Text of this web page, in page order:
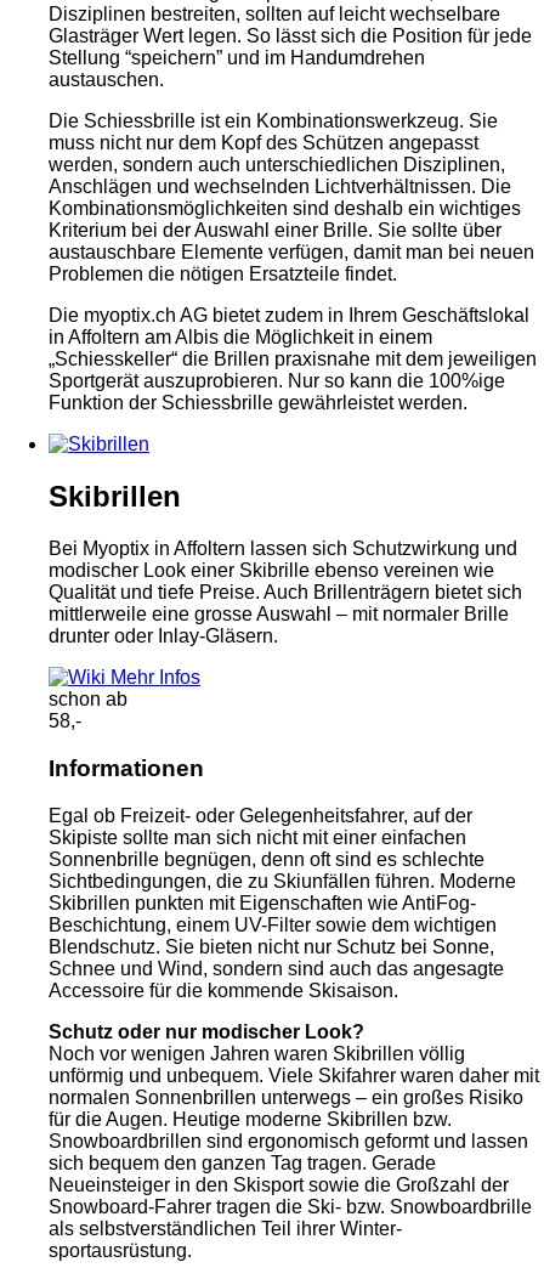
Disziplinen bestreiten, sollten auf leicht wechselbare
Glasträger Wert legen. So lässt sich die Position für jede
Stellung “speichern” und im Handumdrehen
austauschen.
Die Schiessbrille ist ein Kombinationswerkzeug. Sie
muss nicht nur dem Kopf des Schützen angepasst
werden, sondern auch unterschiedlichen Disziplinen,
Anschlägen und wechselnden Lichtverhältnissen. Die
Kombinationsmöglichkeiten sind deshalb ein wichtiges
Kriterium bei der Auswahl einer Brille. Sie sollte über
austauschbare Elemente verfügen, damit man bei neuen
Problemen die nötigen Ersatzteile findet.
Die myoptix.ch AG bietet zudem in Ihrem Geschäftslokal
in Affoltern am Albis die Möglichkeit in einem
„Schiesskeller“ die Brillen praxisnahe mit dem jeweiligen
Sportgerät auszuprobieren. Nur so kann die 100%ige
Funktion der Schiessbrille gewährleistet werden.
Skibrillen
Bei Myoptix in Affoltern lassen sich Schutzwirkung und
modischer Look einer Skibrille ebenso vereinen wie
Qualität und tiefe Preise. Auch Brillenträgern bietet sich
mittlerweile eine grosse Auswahl – mit normaler Brille
drunter oder Inlay-Gläsern.
Mehr Infos
schon ab
58,-
Informationen
Egal ob Freizeit- oder Gelegenheitsfahrer, auf der
Skipiste sollte man sich nicht mit einer einfachen
Sonnenbrille begnügen, denn oft sind es schlechte
Sichtbedingungen, die zu Skiunfällen führen. Moderne
Skibrillen punkten mit Eigenschaften wie AntiFog-
Beschichtung, einem UV-Filter sowie dem wichtigen
Blendschutz. Sie bieten nicht nur Schutz bei Sonne,
Schnee und Wind, sondern sind auch das angesagte
Accessoire für die kommende Skisaison.
Schutz oder nur modischer Look?
Noch vor wenigen Jahren waren Skibrillen völlig
unförmig und unbequem. Viele Skifahrer waren daher mit
normalen Sonnenbrillen unterwegs – ein großes Risiko
für die Augen. Heutige moderne Skibrillen bzw.
Snowboardbrillen sind ergonomisch geformt und lassen
sich bequem den ganzen Tag tragen. Gerade
Neueinsteiger in den Skisport sowie die Großzahl der
Snowboard-Fahrer tragen die Ski- bzw. Snowboardbrille
als selbstverständlichen Teil ihrer Winter-
sportausrüstung.